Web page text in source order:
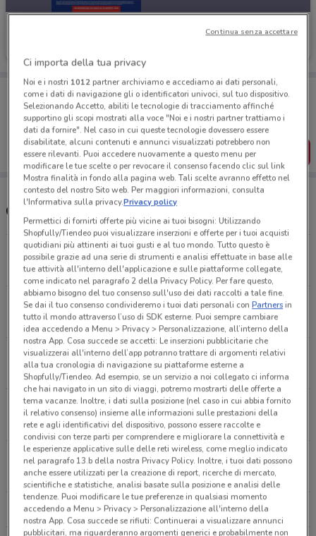
Porta DoveConviene sempre con te!
Puoi trovare le migliori offerte dei negozi vicino a te,
salvarle e creare la tua lista del risparmio, comodamente
dal tuo cellulare.
SCARICA L’APP
Orari In's Mercato
Largo Santa Chiara , 11 Viterbo
5.1 km
Via Cassia, Snc Vetralla
13.5 km
APERTO
Loc. Sant'Egidio Marta
14.2 km
Località Sant Egidio Lotto, 6 Marta
14.2 km
APERTO
Via Verona, Snc Tuscania
15.1 km
APERTO
Tutti i negozi IN'S
Ci importa della tua privacy
Noi e i nostri 1012partner archiviamo e accediamo ai dati personali,
come i dati di navigazione gli o identificatori univoci, sul tuo dispositivo.
Selezionando Accetto, abiliti le tecnologie di tracciamento affinché
supportino gli scopi mostrati alla voce "Noi e i nostri partner trattiamo i
dati da fornire". Nel caso in cui queste tecnologie dovessero essere
disabilitate, alcuni contenuti e annunci visualizzati potrebbero non
essere rilevanti. Puoi accedere nuovamente a questo menu per
modificare le tue scelte o per revocare il consenso facendo clic sul link
Mostra finalità in fondo alla pagina web. Tali scelte avranno effetto nel
contesto del nostro Sito web. Per maggiori informazioni, consulta
l'Informativa sulla privacy.Privacy policy
Permettici di fornirti offerte più vicine ai tuoi bisogni: Utilizzando
Shopfully/Tiendeo puoi visualizzare inserzioni e offerte per i tuoi acquisti
quotidiani più attinenti ai tuoi gusti e al tuo mondo. Tutto questo è
possibile grazie ad una serie di strumenti e analisi effettuate in base alle
tue attività all'interno dell'applicazione e sulle piattaforme collegate,
come indicato nel paragrafo 2 della Privacy Policy. Per fare questo,
abbiamo bisogno del tuo consenso sull'uso dei dati raccolti a tale fine.
Se dai il tuo consenso condivideremo i tuoi dati personali conPartnersin
tutto il mondo attraverso l’uso di SDK esterne. Puoi sempre cambiare
idea accedendo a Menu > Privacy > Personalizzazione, all’interno della
nostra App. Cosa succede se accetti: Le inserzioni pubblicitarie che
visualizzerai all'interno dell’app potranno trattare di argomenti relativi
alla tua cronologia di navigazione su piattaforme esterne a
Shopfully/Tiendeo. Ad esempio, se un servizio a noi collegato ci informa
che hai navigato in un sito di viaggi, potremo mostrarti delle offerte a
tema vacanze. Inoltre, i dati sulla posizione (nel caso in cui abbia fornito
il relativo consenso) insieme alle informazioni sulle prestazioni della
rete e agli identificativi del dispositivo, possono essere raccolte e
condivisi con terze parti per comprendere e migliorare la connettività e
le esperienze applicative sulle delle reti wireless, come meglio indicato
nel paragrafo 13.b della nostra Privacy Policy. Inoltre, i tuoi dati possono
anche essere utilizzati per la creazione di report, ricerche di mercato,
scientifiche e statistiche, analisi basate sulla posizione e analisi delle
tendenze. Puoi modificare le tue preferenze in qualsiasi momento
accedendo a Menu > Privacy > Personalizzazione all'interno della
nostra App. Cosa succede se rifiuti: Continuerai a visualizzare annunci
pubblicitari, ma riguarderanno argomenti generici e probabilmente non
Continua senza accettare